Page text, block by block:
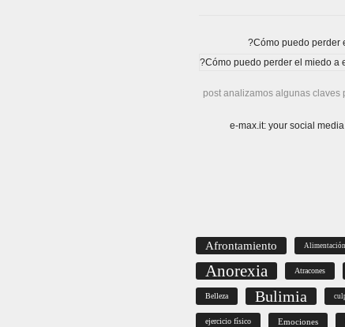
post analizamos algunas claves
Afrontamiento Alimentación
Anorexia Atracones
Belleza Bulimia
ejercicio físico Emociones